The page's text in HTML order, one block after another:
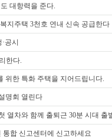
대항력을 준다.
지주택 3천호 연내 신속 공급한다
공시
한다.
위한 특화 주택을 지어드립니다.
명회 열린다
열차와 함께 출퇴근 30분 시대 출
통합 신고센터에 신고하세요